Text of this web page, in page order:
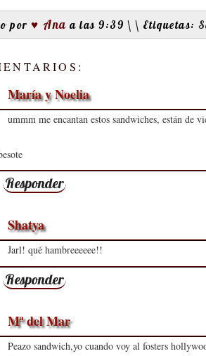
por ♥ Ana a las 9:39 \ \ Etiquetas:
María y Noelia
ummm me encantan estos sandwiches, están de
Responder
Shatya
Jarl! qué hambreeeeee!!
Responder
Mª del Mar
Peazo sandwich,yo cuando voy al fosters